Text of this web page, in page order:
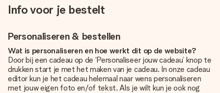
Info voor je bestelt
Personaliseren & bestellen
Wat is personaliseren en hoe werkt dit op de website?
Door bij een cadeau op de ‘Personaliseer jouw cadeau’ knop te
drukken start je met het maken van je cadeau. In onze cadeau
editor kun je het cadeau helemaal naar wens personaliseren
met jouw eigen foto en/of tekst. Als je wilt kun je ook nog